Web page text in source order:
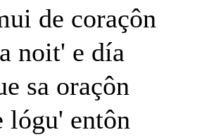
de coraçôn
noit' e día
sa oraçôn
lógu' entôn